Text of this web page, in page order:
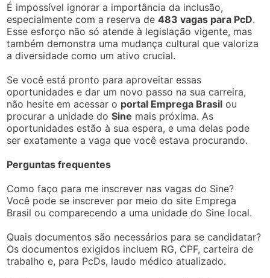
É impossível ignorar a importância da inclusão,
especialmente com a reserva de483 vagas para PcD.
Esse esforço não só atende à legislação vigente, mas
também demonstra uma mudança cultural que valoriza
a diversidade como um ativo crucial.
Se você está pronto para aproveitar essas
oportunidades e dar um novo passo na sua carreira,
não hesite em acessar o portal Emprega Brasil ou
procurar a unidade doSine mais próxima. As
oportunidades estão à sua espera, e uma delas pode
ser exatamente a vaga que você estava procurando.
Perguntas frequentes
Como faço para me inscrever nas vagas do Sine?
Você pode se inscrever por meio do site Emprega
Brasil ou comparecendo a uma unidade do Sine local.
Quais documentos são necessários para se candidatar?
Os documentos exigidos incluem RG, CPF, carteira de
trabalho e, para PcDs, laudo médico atualizado.